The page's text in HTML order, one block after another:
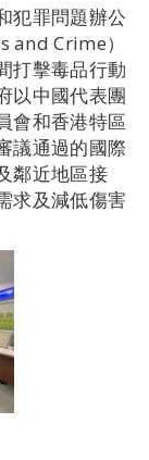
犯罪問題辦公
Crime）
打擊毒品行動
以中國代表團
會和香港特區
議通過的國際
鄰近地區接
求及減低傷害